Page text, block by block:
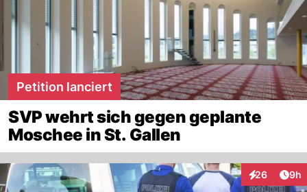
Petition lanciert
SVP wehrt sich gegen geplante
Moschee in St. Gallen
26
Interaktionen
9h